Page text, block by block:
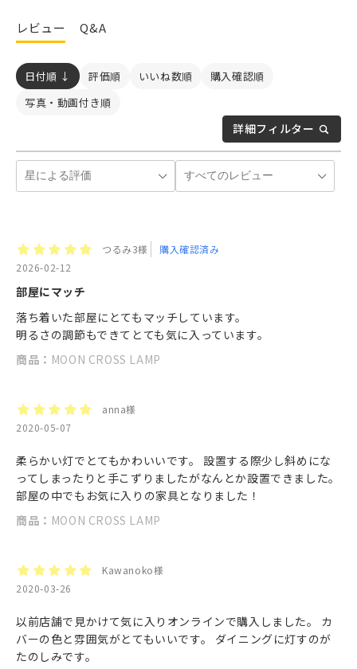
レビュー Q&A
詳細フィルター
日付順 ↓ 評価順 いいね数順
購入確認順
写真・動画付き順
つるみ3様
購入確認済み
2026-02-12
部屋にマッチ
落ち着いた部屋にとてもマッチしています。
明るさの調節もできてとても気に入っています。
商品： MOON CROSS LAMP
anna様
2020-05-07
柔らかい灯でとてもかわいいです。 設置する際少し斜めにな
ってしまったりと手こずりましたがなんとか設置できました。
部屋の中でもお気に入りの家具となりました！
商品： MOON CROSS LAMP
Kawanoko様
2020-03-26
以前店舗で見かけて気に入りオンラインで購入しました。 カ
バーの色と雰囲気がとてもいいです。 ダイニングに灯すのが
たのしみです。